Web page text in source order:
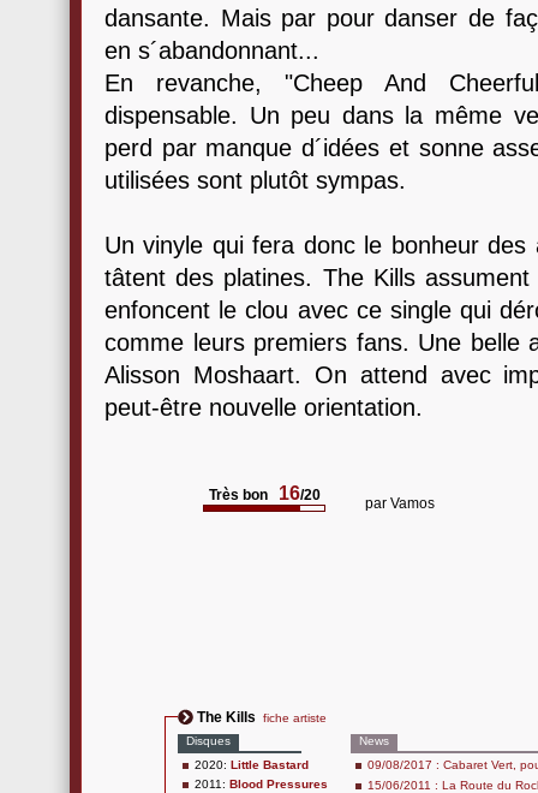
dansante. Mais par pour danser de
en s´abandonnant...
En revanche, "Cheep And
dispensable. Un peu dans la même
perd par manque d´idées et sonne
utilisées sont plutôt sympas.
Un vinyle qui fera donc le bonheur
tâtent des platines. The Kills
enfoncent le clou avec ce single qui
comme leurs premiers fans. Une belle
Alisson Moshaart. On attend avec
peut-être nouvelle orientation.
Très bon 16/20 par Vamos
The Kills
fiche artiste
Disques
2020: Little Bastard
2011: Blood Pressures
News
09/08/2017 : Cabaret Vert,
15/06/2011 : La Route du